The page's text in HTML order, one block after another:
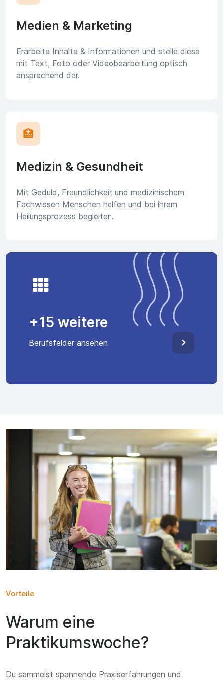
Medien & Marketing
Erarbeite Inhalte & Informationen und stelle diese
mit Text, Foto oder Videobearbeitung optisch
ansprechend dar.
🏥
Medizin & Gesundheit
Mit Geduld, Freundlichkeit und medizinischem
Fachwissen Menschen helfen und bei ihrem
Heilungsprozess begleiten.
+15 weitere
Berufsfelder ansehen
Vorteile
Warum eine
Praktikumswoche?
Du sammelst spannende Praxiserfahrungen und